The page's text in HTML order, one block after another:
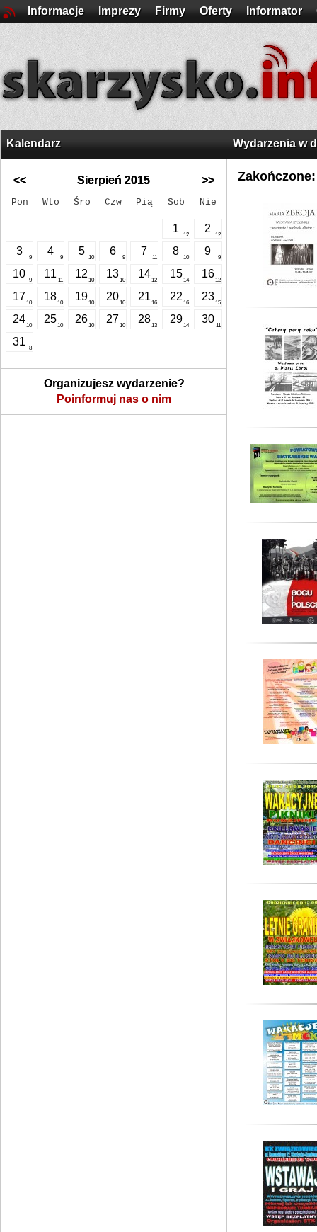
Informacje Imprezy Firmy Oferty Informator
Kalendarz
<< Sierpień 2015 >>
Pon Wto Śro Czw Pią Sob Nie
1
12
2
12
3
9
4
9
5
10
6
9
7
11
8
10
9
9
10
9
11
11
12
10
13
10
14
12
15
14
16
12
17
10
18
10
19
10
20
10
21
16
22
16
23
15
24
10
25
10
26
10
27
10
28
13
29
14
30
11
31
8
Organizujesz wydarzenie?
Poinformuj nas o nim
Wydarzenia w
Zakończone: